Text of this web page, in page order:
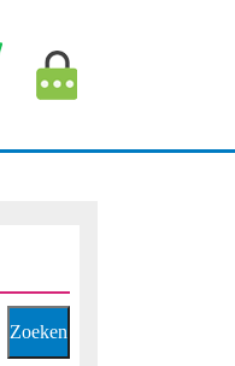
Winkelwagen
afbeelding
Zoeken